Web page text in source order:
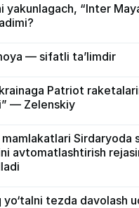
yakunlagach, “Inter
— sifatli ta’limdir
Patriot
— Zelenskiy
Sirdaryoda
avtomatlashtirish
tezda davolash